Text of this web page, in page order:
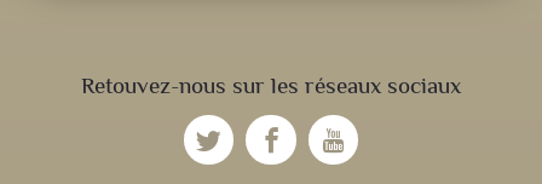
Retouvez-nous sur les réseaux sociaux